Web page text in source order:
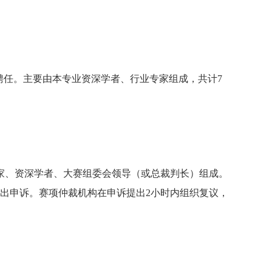
。主要由本专业资深学者、行业专家组成，共计7
资深学者、大赛组委会领导（或总裁判长）组成。
诉。赛项仲裁机构在申诉提出2小时内组织复议，